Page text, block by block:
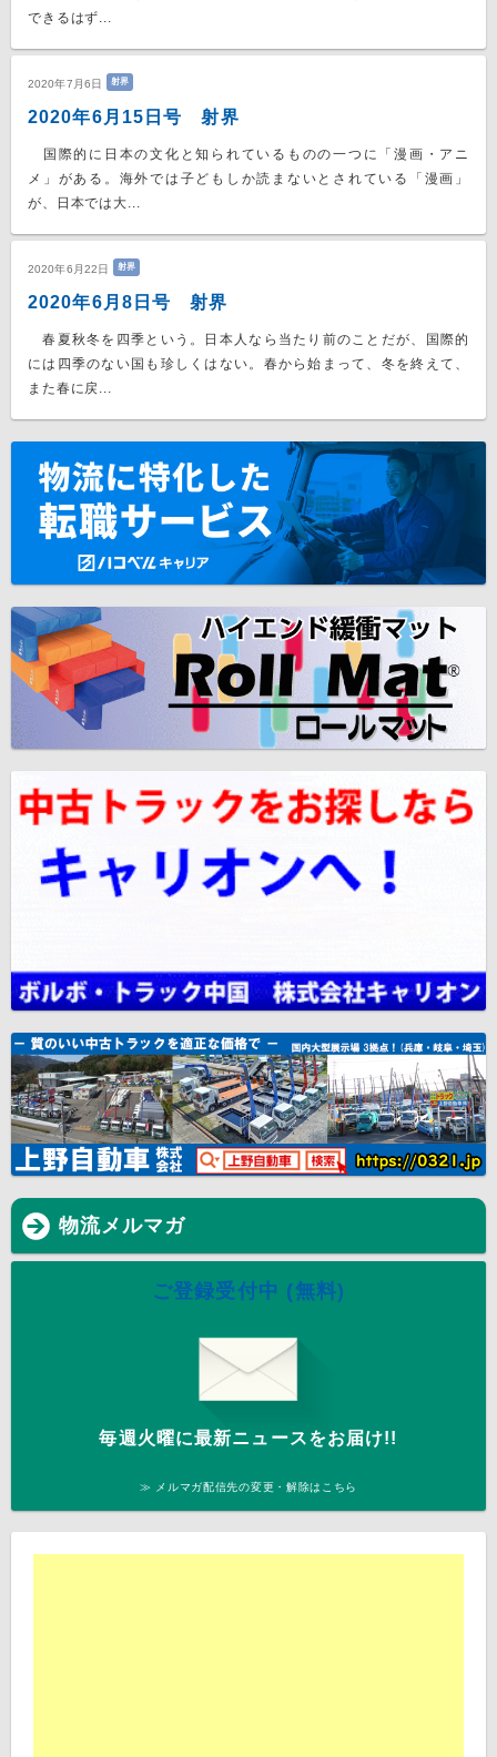
できるはず...
2020年7月6日 射界
2020年6月15日号 射界
国際的に日本の文化と知られているものの一つに「漫画・アニ
メ」がある。海外では子どもしか読まないとされている「漫画」
が、日本では大...
2020年6月22日 射界
2020年6月8日号 射界
春夏秋冬を四季という。日本人なら当たり前のことだが、国際的
には四季のない国も珍しくはない。春から始まって、冬を終えて、
また春に戻...
物流メルマガ
ご登録受付中 (無料)
毎週火曜に最新ニュースをお届け!!
≫ メルマガ配信先の変更・解除はこちら